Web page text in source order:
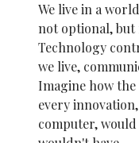
We live in a
not optional, but
Technology
we live,
Imagine how
every
computer, would